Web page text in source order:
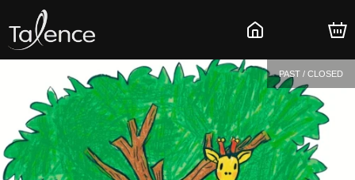
PAST / CLOSED